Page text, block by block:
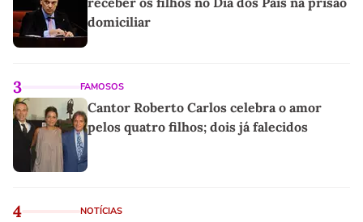
domiciliar
3 FAMOSOS
Cantor Roberto Carlos celebra o amor
pelos quatro filhos; dois já falecidos
4 NOTÍCIAS